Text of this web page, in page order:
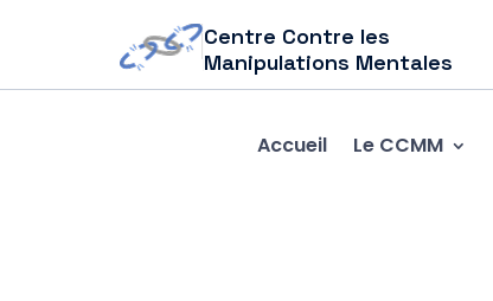
Centre Contre les
Manipulations Mentales
Accueil Le CCMM